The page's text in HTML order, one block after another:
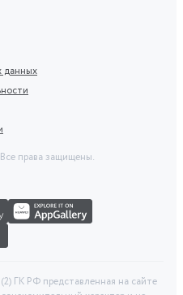
данных
права защищены.
ГК РФ представленная на сайте